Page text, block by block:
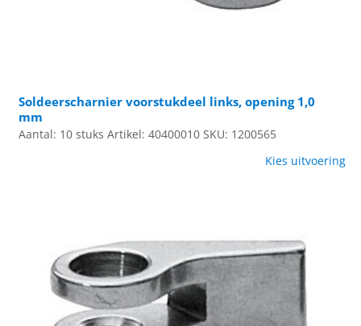
Soldeerscharnier voorstukdeel links, opening 1,0
mm
Aantal: 10 stuks Artikel: 40400010 SKU: 1200565
Kies uitvoering